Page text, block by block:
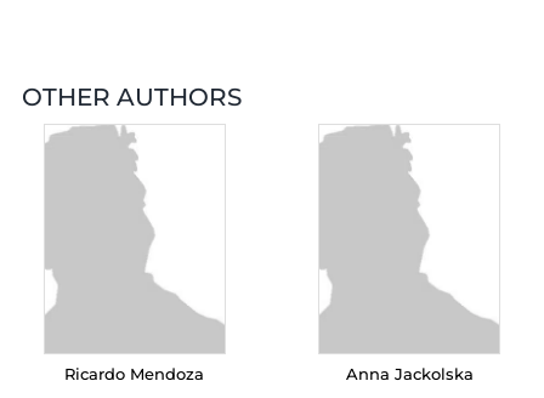
OTHER AUTHORS
Ricardo Mendoza Anna Jackolska